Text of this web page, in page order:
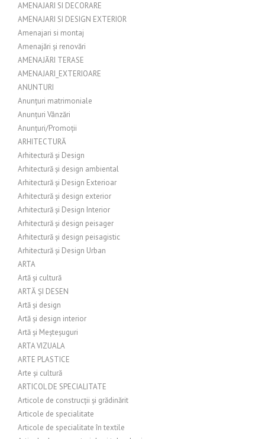
AMENAJARI SI DECORARE
AMENAJARI SI DESIGN EXTERIOR
Amenajari si montaj
Amenajări și renovări
AMENAJĂRI TERASE
AMENAJARI_EXTERIOARE
ANUNTURI
Anunțuri matrimoniale
Anunțuri Vânzări
Anunțuri/Promoții
ARHITECTURĂ
Arhitectură și Design
Arhitectură și design ambiental
Arhitectură și Design Exterioar
Arhitectură și design exterior
Arhitectură și Design Interior
Arhitectură și design peisager
Arhitectură și design peisagistic
Arhitectură și Design Urban
ARTA
Artă și cultură
ARTĂ ȘI DESEN
Artă și design
Artă și design interior
Artă și Meșteșuguri
ARTA VIZUALA
ARTE PLASTICE
Arte și cultură
ARTICOL DE SPECIALITATE
Articole de construcții și grădinărit
Articole de specialitate
Articole de specialitate în textile